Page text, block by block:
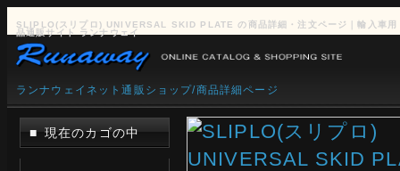
SLIPLO(スリプロ) UNIVERSAL SKID PLATE の商品詳細・注文ページ｜輸入車用
品通販サイト ランナウェイ
ランナウェイネット通販ショップ/商品詳細ページ
■ 現在のカゴの中